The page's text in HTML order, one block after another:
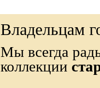
Владельцам
Мы всегда
коллекции